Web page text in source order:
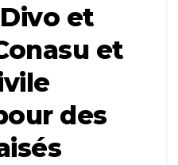
et
et
des